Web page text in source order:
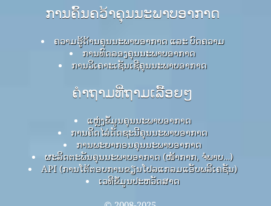
ການຄົ້ນຄວ້າຄຸນນະພາບອາກາດ
ຄວາມຮູ້ດ້ານຄຸນນະພາບອາກາດ ແລະ ບົດຄວາມ
ການທົດລອງຄຸນນະພາບອາກາດ
ການວິເຄາະເຊັນເຊີຄຸນນະພາບອາກາດ
ຄໍາຖາມທີ່ຖາມເລື້ອຍໆ
ແຫຼ່ງຂໍ້ມູນຄຸນນະພາບອາກາດ
ການຄິດໄລ່ດັດຊະນີຄຸນນະພາບອາກາດ
ການພະຍາກອນຄຸນນະພາບອາກາດ
ຜະລິດຕະພັນຄຸນນະພາບອາກາດ (ໜ້າກາກ, ຈໍພາບ…)
API (ການໂຕ້ຕອບການຂຽນໂປລແກລມແອັບພລິເຄຊັນ)
ເວທີຂໍ້ມູນປະຫວັດສາດ